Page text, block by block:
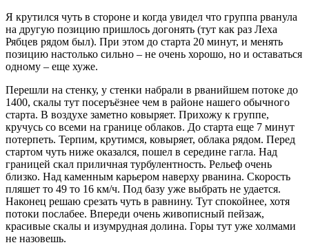
Я крутился чуть в стороне и когда увидел что группа рванула
на другую позицию пришлось догонять (тут как раз Леха
Рябцев рядом был). При этом до старта 20 минут, и менять
позицию настолько сильно – не очень хорошо, но и оставаться
одному – еще хуже.
Перешли на стенку, у стенки набрали в рванийшем потоке до
1400, скалы тут посеръёзнее чем в районе нашего обычного
старта. В воздухе заметно ковыряет. Прихожу к группе,
кручусь со всеми на границе облаков. До старта еще 7 минут
потерпеть. Терпим, крутимся, ковыряет, облака рядом. Перед
стартом чуть ниже оказался, пошел в середине гагла. Над
границей скал приличная турбулентность. Рельеф очень
близко. Над каменным карьером наверху рванина. Скорость
пляшет то 49 то 16 км/ч. Под базу уже выбрать не удается.
Наконец решаю срезать чуть в равнину. Тут спокойнее, хотя
потоки послабее. Впереди очень живописный пейзаж,
красивые скалы и изумрудная долина. Горы тут уже холмами
не назовешь.